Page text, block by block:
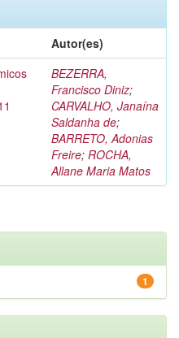
Autor(es)
BEZERRA,
Francisco Diniz;
CARVALHO, Janaína
Saldanha de;
BARRETO, Adonias
Freire; ROCHA,
Allane Maria Matos
1